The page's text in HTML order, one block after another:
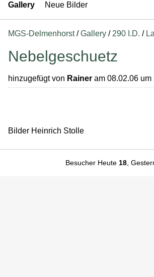
Gallery Neue Bilder
MGS-Delmenhorst/Gallery / 290 I.D. /
Nebelgeschuetz
hinzugefügt von Rainer am 08.02.06 um
Bilder Heinrich Stolle
Besucher Heute 18,